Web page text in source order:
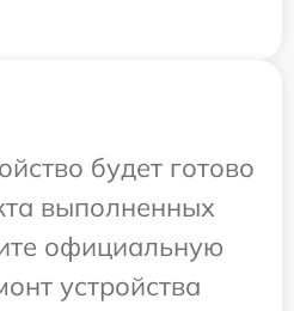
будет готово
выполненных
официальную
устройства